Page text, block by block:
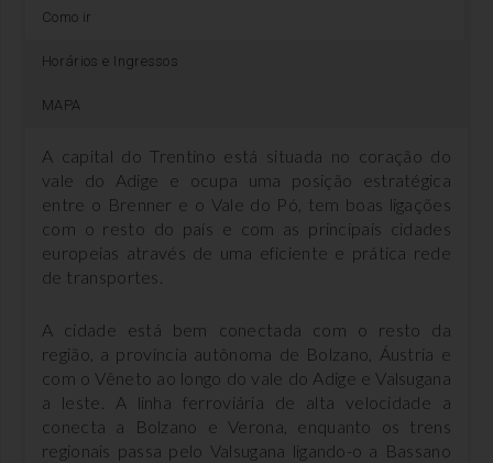
canederli –
sopa com
bolas de pão,
queijo e
presunto
carne de
nhoque
gigante com
queijo e
verdura
Como ir
Horários e Ingressos
MAPA
A capital do Trentino está situada no coração do
vale do Adige e ocupa uma posição estratégica
entre o Brenner e o Vale do Pó, tem boas ligações
com o resto do país e com as principais cidades
europeias através de uma eficiente e prática rede
de transportes.
A cidade está bem conectada com o resto da
região, a província autônoma de Bolzano, Áustria e
com o Vêneto ao longo do vale do Adige e Valsugana
a leste. A linha ferroviária de alta velocidade a
conecta a Bolzano e Verona, enquanto os trens
regionais passa pelo Valsugana ligando-o a Bassano